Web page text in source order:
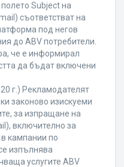
полето Subject на
съответстват на
под негов
до ABV потребители.
че е информирал
да бъдат включени
г.) Рекламодателят
законово изискуеми
за изпращане на
включително за
кампании по
изпълнява
услугите ABV